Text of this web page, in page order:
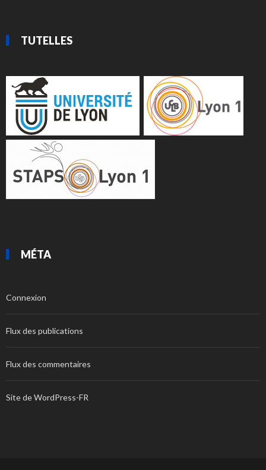
TUTELLES
MÉTA
Connexion
Flux des publications
Flux des commentaires
Site de WordPress-FR